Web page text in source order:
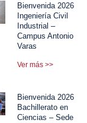
Bienvenida 2026
Ingeniería Civil
Industrial –
Campus Antonio
Varas
Ver más >>
Bienvenida 2026
Bachillerato en
Ciencias – Sede